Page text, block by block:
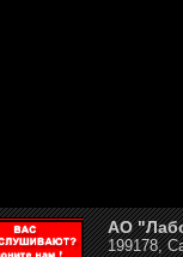
АО
199178,